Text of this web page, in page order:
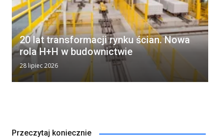
20 lat transformacji rynku ścian. Nowa
rola H+H w budownictwie
28 lipiec 2026
Przeczytaj koniecznie